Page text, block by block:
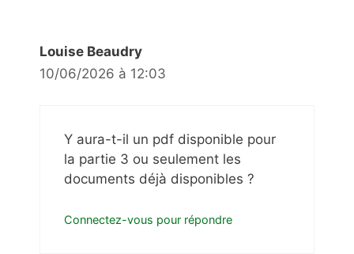
Louise Beaudry
10/06/2026 à 12:03
Y aura-t-il un pdf disponible pour
la partie 3 ou seulement les
documents déjà disponibles ?
Connectez-vous pour répondre